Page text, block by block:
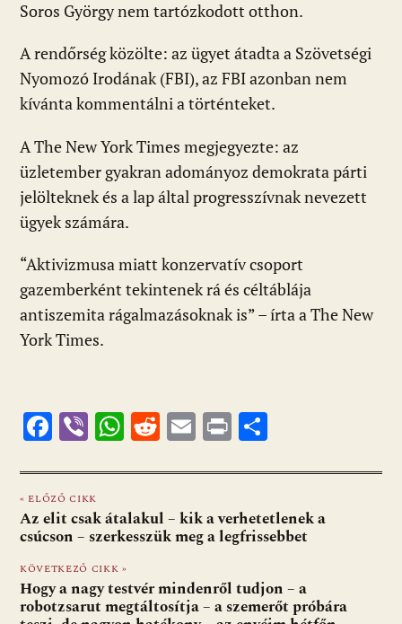
Soros György nem tartózkodott otthon.
A rendőrség közölte: az ügyet átadta a Szövetségi
Nyomozó Irodának (FBI), az FBI azonban nem
kívánta kommentálni a történteket.
A The New York Times megjegyezte: az
üzletember gyakran adományoz demokrata párti
jelölteknek és a lap által progresszívnak nevezett
ügyek számára.
“Aktivizmusa miatt konzervatív csoport
gazemberként tekintenek rá és céltáblája
antiszemita rágalmazásoknak is” – írta a The New
York Times.
F
e
b
o
o
k
Vi
er
W
at
s
A
p
p
R
d
di
t
E
ai
l
Pr
t za
m
e
« ELŐZŐ CIKK
Az elit csak átalakul – kik a verhetetlenek a
csúcson – szerkesszük meg a legfrissebbet
KÖVETKEZŐ CIKK »
Hogy a nagy testvér mindenről tudjon – a
robotzsarut megtáltosítja – a szemerőt próbára